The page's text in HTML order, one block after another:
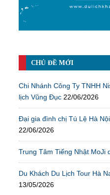
CHỦ ĐỀ MỚI
Chi Nhánh Công Ty TNHH
lịch Vũng Đục 22/06/2026
Đại gia đình chị Tú Lệ Hà
22/06/2026
Trung Tâm Tiếng Nhật MoJi
Du Khách Du Lịch Tour Hà
13/05/2026